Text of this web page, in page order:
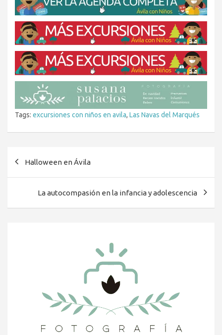
Tags: excursiones con niños en avila, Las Navas del Marqués
Halloween en Ávila
La autocompasión en la infancia y adolescencia